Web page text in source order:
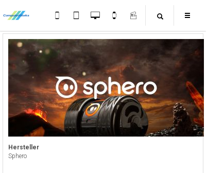
Hersteller
Sphero